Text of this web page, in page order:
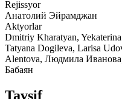
Rejissyor
Анатолий Эйрамджан
Aktyorlar
Dmitriy Kharatyan,
Tatyana Dogileva, Larisa
Alentova, Людмила
Бабаян
Tavsif